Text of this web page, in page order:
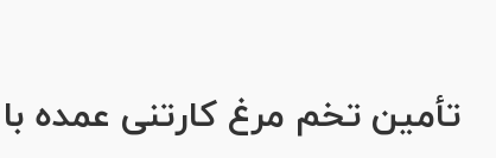
تأمین تخم مرغ کارتنی عمده